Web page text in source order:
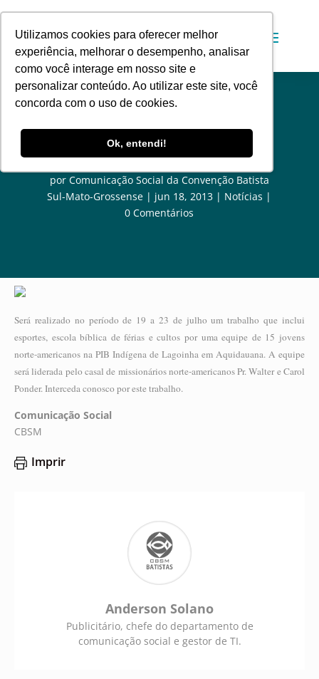
Utilizamos cookies para oferecer melhor
experiência, melhorar o desempenho, analisar
como você interage em nosso site e
personalizar conteúdo. Ao utilizar este site, você
concorda com o uso de cookies.
Ok, entendi!
PIB Indígena da Lagoinha receberá
visita de jovens norte-americanos
por Comunicação Social da Convenção Batista
Sul-Mato-Grossense
jun 18, 2013
Notícias
0 Comentários
Será realizado no período de 19 a 23 de julho um trabalho que inclui
esportes, escola bíblica de férias e cultos por uma equipe de 15 jovens
norte-americanos na PIB Indígena de Lagoinha em Aquidauana. A equipe
será liderada pelo casal de missionários norte-americanos Pr. Walter e Carol
Ponder. Interceda conosco por este trabalho.
Comunicação Social
CBSM
Imprir
Publicitário, chefe do departamento de
comunicação social e gestor de TI.
Anderson Solano